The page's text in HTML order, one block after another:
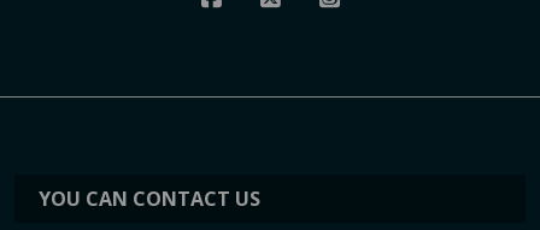
YOU CAN CONTACT US